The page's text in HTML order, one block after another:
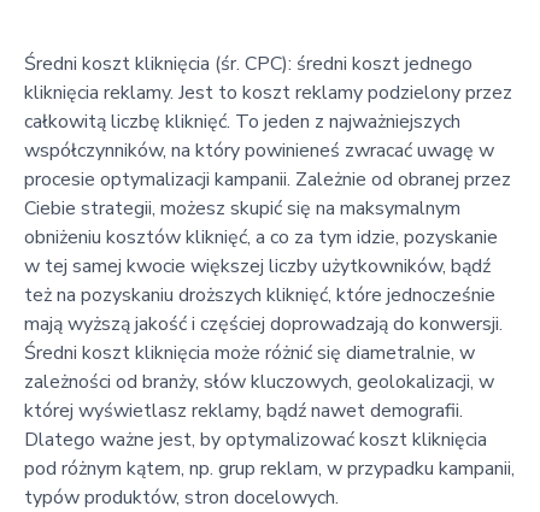
Średni koszt kliknięcia (śr. CPC): średni koszt jednego
kliknięcia reklamy. Jest to koszt reklamy podzielony przez
całkowitą liczbę kliknięć. To jeden z najważniejszych
współczynników, na który powinieneś zwracać uwagę w
procesie optymalizacji kampanii. Zależnie od obranej przez
Ciebie strategii, możesz skupić się na maksymalnym
obniżeniu kosztów kliknięć, a co za tym idzie, pozyskanie
w tej samej kwocie większej liczby użytkowników, bądź
też na pozyskaniu droższych kliknięć, które jednocześnie
mają wyższą jakość i częściej doprowadzają do konwersji.
Średni koszt kliknięcia może różnić się diametralnie, w
zależności od branży, słów kluczowych, geolokalizacji, w
której wyświetlasz reklamy, bądź nawet demografii.
Dlatego ważne jest, by optymalizować koszt kliknięcia
pod różnym kątem, np. grup reklam, w przypadku kampanii,
typów produktów, stron docelowych.